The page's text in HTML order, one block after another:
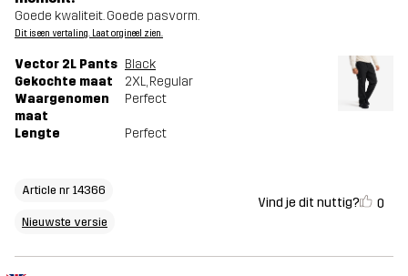
Goede kwaliteit. Goede pasvorm.
Dit is een vertaling. Laat orgineel zien.
Vector 2L Pants Black
Gekochte maat
2XL, Regular
Waargenomen
maat
Perfect
Lengte Perfect
Article nr 14366
Nieuwste versie
Vind je dit nuttig? 0